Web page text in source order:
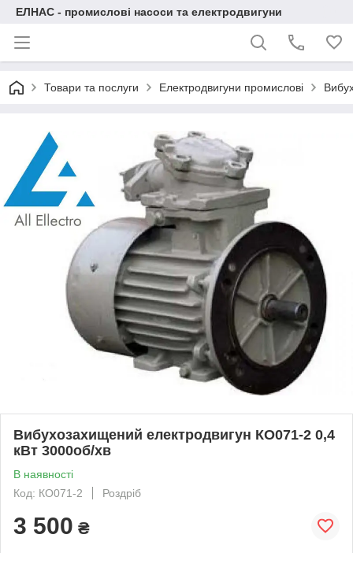
ЕЛНАС - промислові насоси та електродвигуни
Товари та послуги Електродвигуни промислові
Вибухозахищений електродвигун КО071-2 0,4
кВт 3000об/хв
В наявності
Код: КО071-2
Роздріб
3 500 ₴